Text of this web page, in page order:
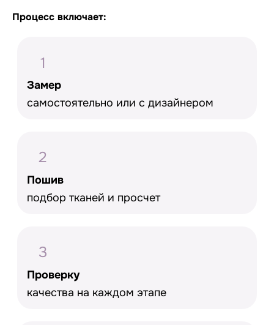
Процесс включает:
1
Замер
самостоятельно или с дизайнером
2
Пошив
подбор тканей и просчет
3
Проверку
качества на каждом этапе